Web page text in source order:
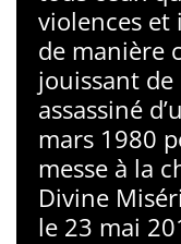
violences et
de manière
jouissant de
assassiné
mars 1980
messe à la
Divine
le 23 mai